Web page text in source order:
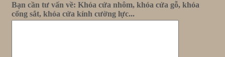
Bạn cần tư vấn về: Khóa cửa nhôm, khóa cửa gỗ, khóa
cổng sắt, khóa cửa kính cường lực...